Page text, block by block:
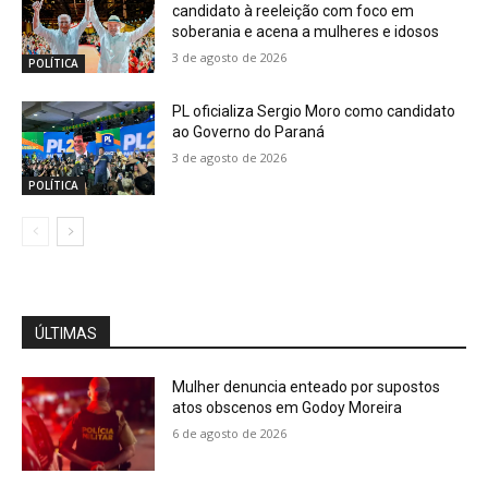
POLÍTICA
candidato à reeleição com foco em
soberania e acena a mulheres e idosos
3 de agosto de 2026
POLÍTICA
PL oficializa Sergio Moro como candidato
ao Governo do Paraná
3 de agosto de 2026
ÚLTIMAS
Mulher denuncia enteado por supostos
atos obscenos em Godoy Moreira
6 de agosto de 2026